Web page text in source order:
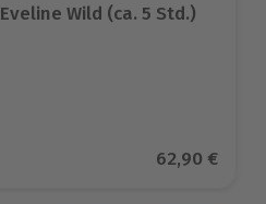
Wild (ca. 5 Std.)
Aktueller
62,90 €